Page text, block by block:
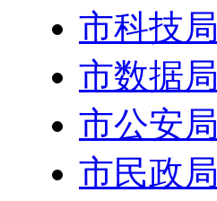
市科技局
市数据局
市公安局
市民政局